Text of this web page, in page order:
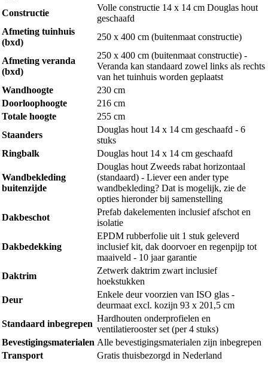
Constructie
Volle constructie 14 x 14 cm Douglas hout
geschaafd
Afmeting tuinhuis
(bxd)
250 x 400 cm (buitenmaat constructie)
Afmeting veranda
(bxd)
250 x 400 cm (buitenmaat constructie) -
Veranda kan standaard zowel links als rechts
van het tuinhuis worden geplaatst
Wandhoogte
230 cm
Doorloophoogte
216 cm
Totale hoogte
255 cm
Staanders
Douglas hout 14 x 14 cm geschaafd - 6
stuks
Ringbalk
Douglas hout 14 x 14 cm geschaafd
Wandbekleding
buitenzijde
Douglas hout Zweeds rabat horizontaal
(standaard) - Liever een ander type
wandbekleding? Dat is mogelijk, zie de
opties hieronder bij samenstelling
Dakbeschot
Prefab dakelementen inclusief afschot en
isolatie
Dakbedekking
EPDM rubberfolie uit 1 stuk geleverd
inclusief kit, dak doorvoer en regenpijp tot
maaiveld - 10 jaar garantie
Daktrim
Zetwerk daktrim zwart inclusief
hoekstukken
Deur
Enkele deur voorzien van ISO glas -
deurmaat excl. kozijn 93 x 201,5 cm
Standaard inbegrepen
Hardhouten onderprofielen en
ventilatierooster set (per 4 stuks)
Bevestigingsmaterialen Alle bevestigingsmaterialen zijn inbegrepen
Transport
Gratis thuisbezorgd in Nederland